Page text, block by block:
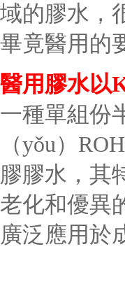
域的膠水，
畢竟醫用的
醫用膠水以
一種單組份
（yǒu）
膠膠水，其
老化和優異
廣泛應用於